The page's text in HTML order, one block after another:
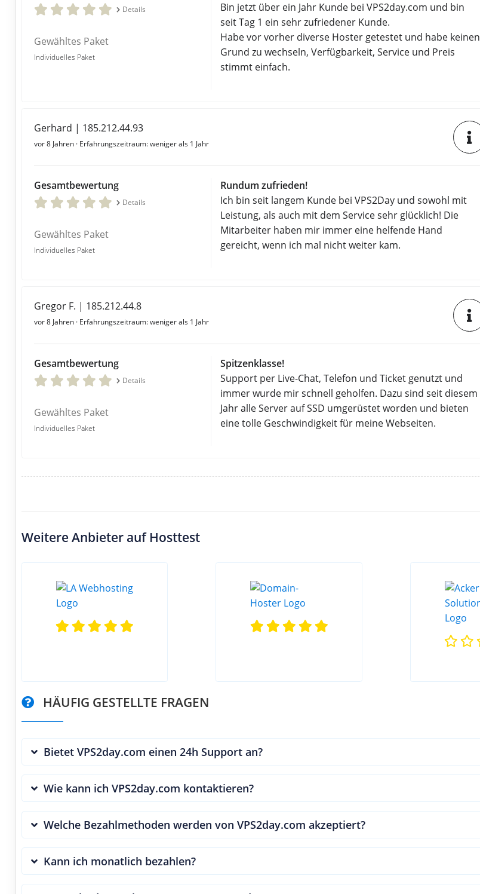
Details
Gewähltes Paket
Individuelles Paket
Bin jetzt über ein Jahr Kunde bei VPS2day.com und bin
seit Tag 1 ein sehr zufriedener Kunde.
Habe vor vorher diverse Hoster getestet und habe keinen
Grund zu wechseln, Verfügbarkeit, Service und Preis
stimmt einfach.
Gerhard | 185.212.44.93
vor 8 Jahren · Erfahrungszeitraum: weniger als 1 Jahr
Gesamtbewertung
Details
Gewähltes Paket
Individuelles Paket
Rundum zufrieden!
Ich bin seit langem Kunde bei VPS2Day und sowohl mit
Leistung, als auch mit dem Service sehr glücklich! Die
Mitarbeiter haben mir immer eine helfende Hand
gereicht, wenn ich mal nicht weiter kam.
Gregor F. | 185.212.44.8
vor 8 Jahren · Erfahrungszeitraum: weniger als 1 Jahr
Gesamtbewertung
Details
Gewähltes Paket
Individuelles Paket
Spitzenklasse!
Support per Live-Chat, Telefon und Ticket genutzt und
immer wurde mir schnell geholfen. Dazu sind seit diesem
Jahr alle Server auf SSD umgerüstet worden und bieten
eine tolle Geschwindigkeit für meine Webseiten.
Weitere Anbieter auf Hosttest
HÄUFIG GESTELLTE FRAGEN
Bietet VPS2day.com einen 24h Support an?
Wie kann ich VPS2day.com kontaktieren?
Welche Bezahlmethoden werden von VPS2day.com akzeptiert?
Kann ich monatlich bezahlen?